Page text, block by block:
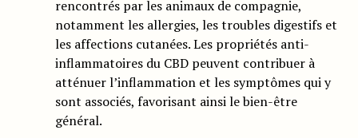
rencontrés par les animaux de compagnie,
notamment les allergies, les troubles digestifs et
les affections cutanées. Les propriétés anti-
inflammatoires du CBD peuvent contribuer à
atténuer l’inflammation et les symptômes qui y
sont associés, favorisant ainsi le bien-être
général.